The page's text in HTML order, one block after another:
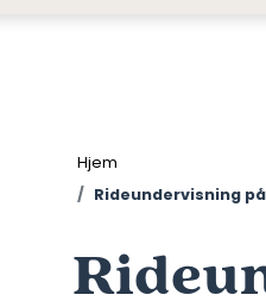
Hjem
Rideundervisning